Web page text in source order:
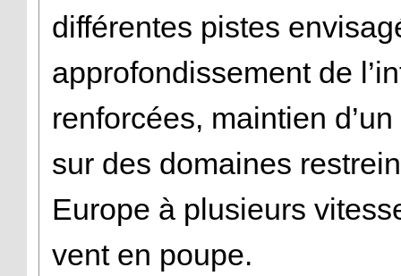
différentes pistes
approfondissement de
renforcées, maintien
sur des domaines
Europe à plusieurs
vent en poupe.